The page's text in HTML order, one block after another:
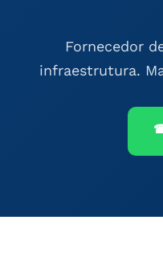
Fornecedor
infraestrutura.